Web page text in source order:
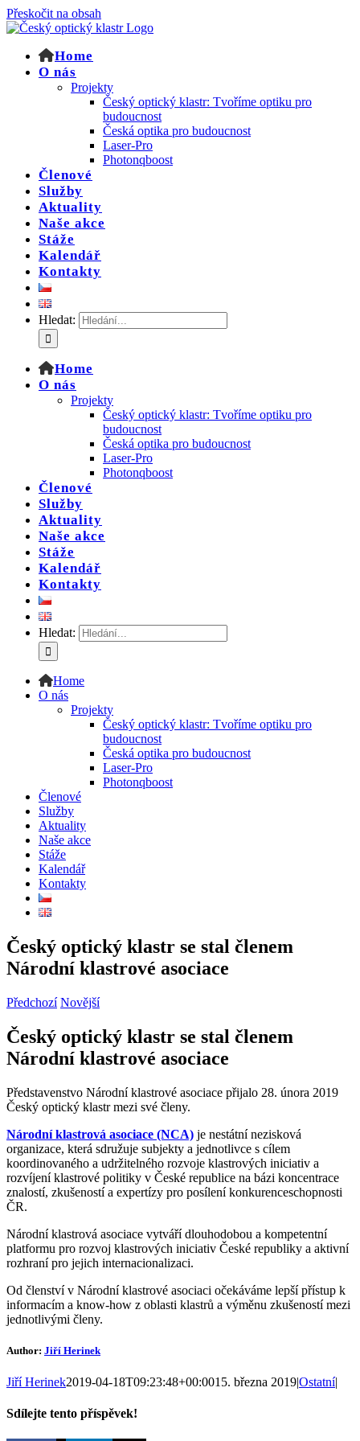
Přeskočit na obsah
Home
O nás
Projekty
Český optický klastr: Tvoříme optiku pro
budoucnost
Česká optika pro budoucnost
Laser-Pro
Photonqboost
Členové
Služby
Aktuality
Naše akce
Stáže
Kalendář
Kontakty
Hledat:
Home
O nás
Projekty
Český optický klastr: Tvoříme optiku pro
budoucnost
Česká optika pro budoucnost
Laser-Pro
Photonqboost
Členové
Služby
Aktuality
Naše akce
Stáže
Kalendář
Kontakty
Hledat:
Home
O nás
Projekty
Český optický klastr: Tvoříme optiku pro
budoucnost
Česká optika pro budoucnost
Laser-Pro
Photonqboost
Členové
Služby
Aktuality
Naše akce
Stáže
Kalendář
Kontakty
Český optický klastr se stal členem
Národní klastrové asociace
Předchozí Novější
Český optický klastr se stal členem
Národní klastrové asociace
Představenstvo Národní klastrové asociace přijalo 28. února 2019
Český optický klastr mezi své členy.
Národní klastrová asociace (NCA) je nestátní nezisková
organizace, která sdružuje subjekty a jednotlivce s cílem
koordinovaného a udržitelného rozvoje klastrových iniciativ a
rozvíjení klastrové politiky v České republice na bázi koncentrace
znalostí, zkušeností a expertízy pro posílení konkurenceschopnosti
ČR.
Národní klastrová asociace vytváří dlouhodobou a kompetentní
platformu pro rozvoj klastrových iniciativ České republiky a aktivní
rozhraní pro jejich internacionalizaci.
Od členství v Národní klastrové asociaci očekáváme lepší přístup k
informacím a know-how z oblasti klastrů a výměnu zkušeností mezi
jednotlivými členy.
Author: Jiří Herinek
Jiří Herinek2019-04-18T09:23:48+00:0015. března 2019|Ostatní|
Sdílejte tento příspěvek!